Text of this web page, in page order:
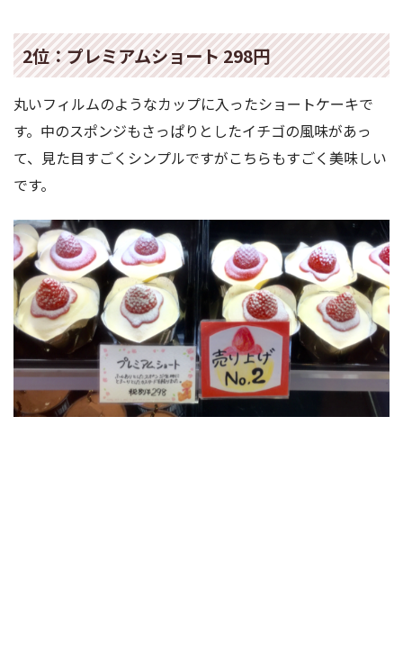
2位：プレミアムショート 298円
丸いフィルムのようなカップに入ったショートケーキで
す。中のスポンジもさっぱりとしたイチゴの風味があっ
て、見た目すごくシンプルですがこちらもすごく美味しい
です。